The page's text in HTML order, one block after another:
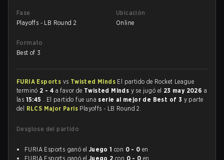
Fase
Playoffs - LB Round 2
Ubicación
Online
Formato
Best of 3
FURIA Esports vs Twisted Minds El partido de Rocket League
terminó 2 - 4 a favor de Twisted Minds y se jugó el 23 may 2026 a
las 15:45 . El partido fue una serie al mejor de Best of 3 y parte
del RLCS Major Paris Playoffs - LB Round 2.
Desglose del partido
FURIA Esports ganó el Juego 1 con 0 - 0 en
FURIA Esports ganó el Juego 2 con 0 - 0 en